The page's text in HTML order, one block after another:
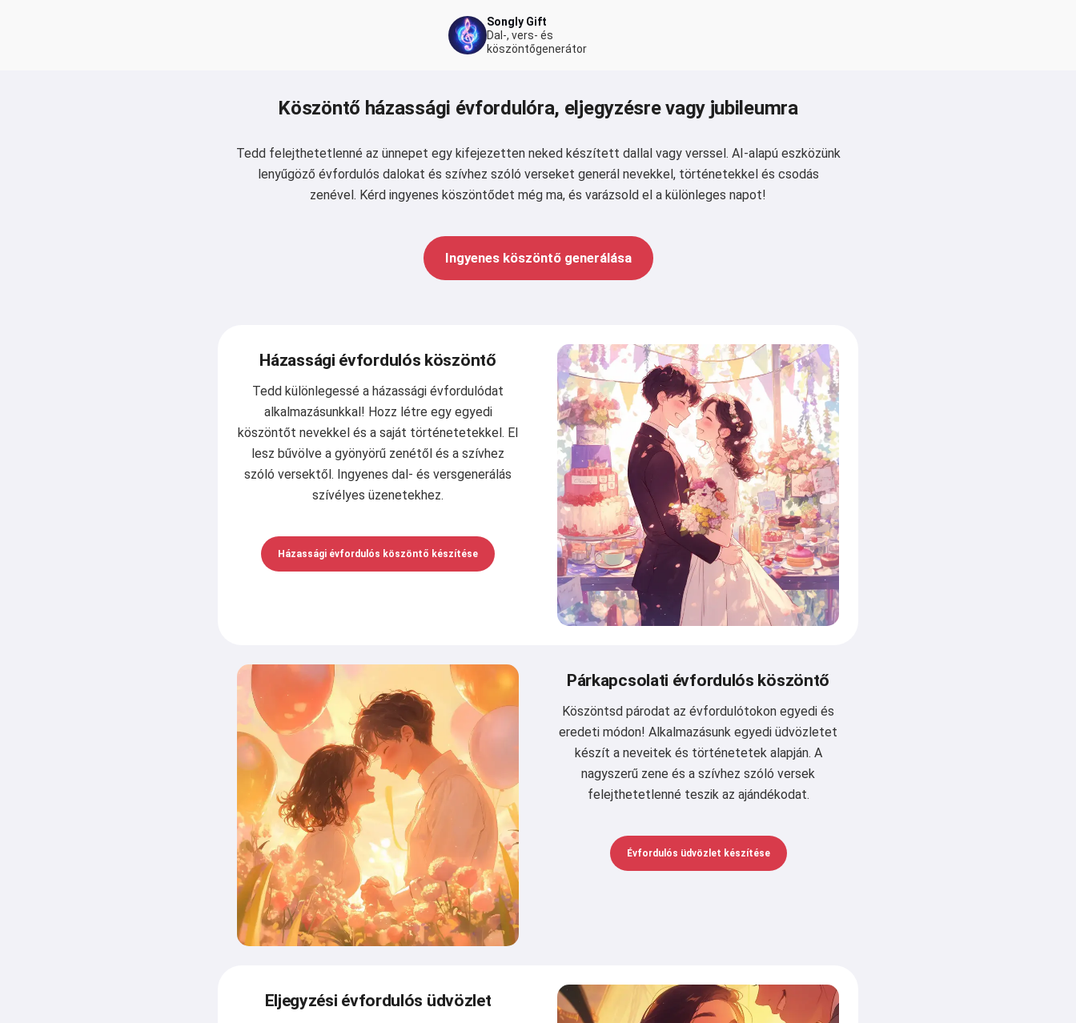
Songly Gift
Dal-, vers- és
köszöntőgenerátor
Köszöntő házassági évfordulóra, eljegyzésre vagy jubileumra
Tedd felejthetetlenné az ünnepet egy kifejezetten neked készített dallal vagy verssel. AI-alapú eszközünk
lenyűgöző évfordulós dalokat és szívhez szóló verseket generál nevekkel, történetekkel és csodás
zenével. Kérd ingyenes köszöntődet még ma, és varázsold el a különleges napot!
Ingyenes köszöntő generálása
Házassági évfordulós köszöntő
Tedd különlegessé a házassági évfordulódat
alkalmazásunkkal! Hozz létre egy egyedi
köszöntőt nevekkel és a saját történetetekkel. El
lesz bűvölve a gyönyörű zenétől és a szívhez
szóló versektől. Ingyenes dal- és versgenerálás
szívélyes üzenetekhez.
Házassági évfordulós köszöntő készítése
Párkapcsolati évfordulós köszöntő
Köszöntsd párodat az évfordulótokon egyedi és
eredeti módon! Alkalmazásunk egyedi üdvözletet
készít a neveitek és történetetek alapján. A
nagyszerű zene és a szívhez szóló versek
felejthetetlenné teszik az ajándékodat.
Évfordulós üdvözlet készítése
Eljegyzési évfordulós üdvözlet